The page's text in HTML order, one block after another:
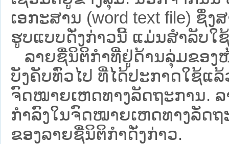
ເອກະສານ (word text file) ຊຶ່
ຮູບແບບດັ່ງກ່າວນີ້ ແມ່ນສຳລັບໃ
ລາຍຊື່ນິຕິກຳທີ່ຢູ່ດ້ານລຸ່ມຂອງ
ບັງຄັບທົ່ວໄປ ທີ່ໄດ້ປະກາດໃຊ້ແ
ຈົດໝາຍເຫດທາງລັດຖະການ.
ກຳລົງໃນຈົດໝາຍເຫດທາງລັດ
ຂອງລາຍຊື່ນິຕິກໍາດັ່ງກ່າວ.